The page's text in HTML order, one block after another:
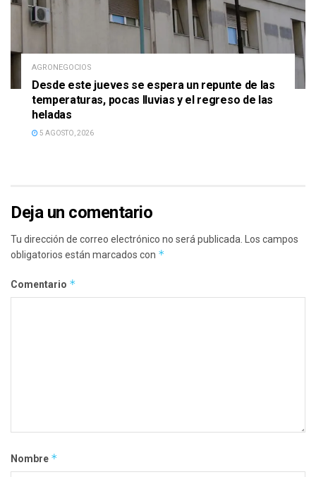
AGRONEGOCIOS
Desde este jueves se espera un repunte de las
temperaturas, pocas lluvias y el regreso de las
heladas
5 AGOSTO, 2026
Deja un comentario
Tu dirección de correo electrónico no será publicada.
Los campos
obligatorios están marcados con *
Comentario *
Nombre *